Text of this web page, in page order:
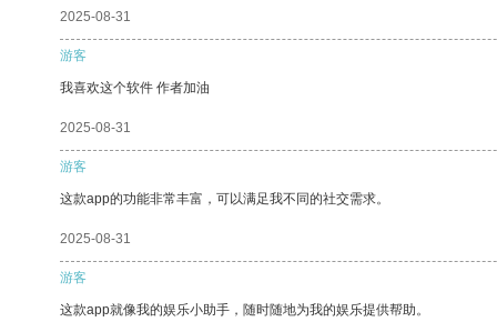
2025-08-31
游客
我喜欢这个软件 作者加油
2025-08-31
游客
这款app的功能非常丰富，可以满足我不同的社交需求。
2025-08-31
游客
这款app就像我的娱乐小助手，随时随地为我的娱乐提供帮助。